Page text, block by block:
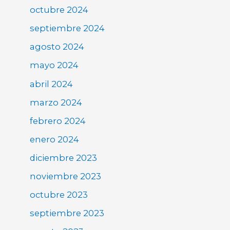
octubre 2024
septiembre 2024
agosto 2024
mayo 2024
abril 2024
marzo 2024
febrero 2024
enero 2024
diciembre 2023
noviembre 2023
octubre 2023
septiembre 2023